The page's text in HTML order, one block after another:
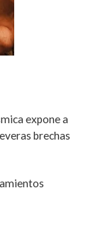
expone a
brechas